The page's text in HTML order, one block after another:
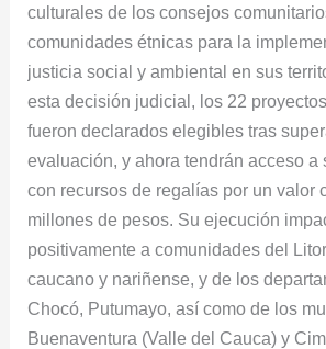
culturales de los consejos
comunidades étnicas para la
justicia social y ambiental en sus
esta decisión judicial, los 22
fueron declarados elegibles tras
evaluación, y ahora tendrán acceso a
con recursos de regalías por un valor
millones de pesos. Su ejecución
positivamente a comunidades del
caucano y nariñense, y de los
Chocó, Putumayo, así como de los
Buenaventura (Valle del Cauca) y